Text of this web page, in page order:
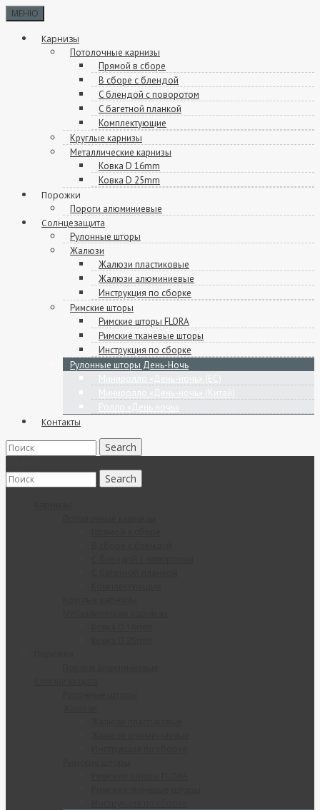
МЕНЮ
Карнизы
Потолочные карнизы
Прямой в сборе
В сборе с блендой
C блендой с поворотом
C багетной планкой
Комплектующие
Круглые карнизы
Металлические карнизы
Ковка D 16mm
Ковка D 25mm
Порожки
Пороги алюминиевые
Солнцезащита
Рулонные шторы
Жалюзи
Жалюзи пластиковые
Жалюзи алюминиевые
Инструкция по сборке
Римские шторы
Римские шторы FLORA
Римские тканевые шторы
Инструкция по сборке
Рулонные шторы День-Ночь
Миниролло «День-ночь» (ЕС)
Миниролло «День-ночь» (Китай)
Ролло «День ночь»
Контакты